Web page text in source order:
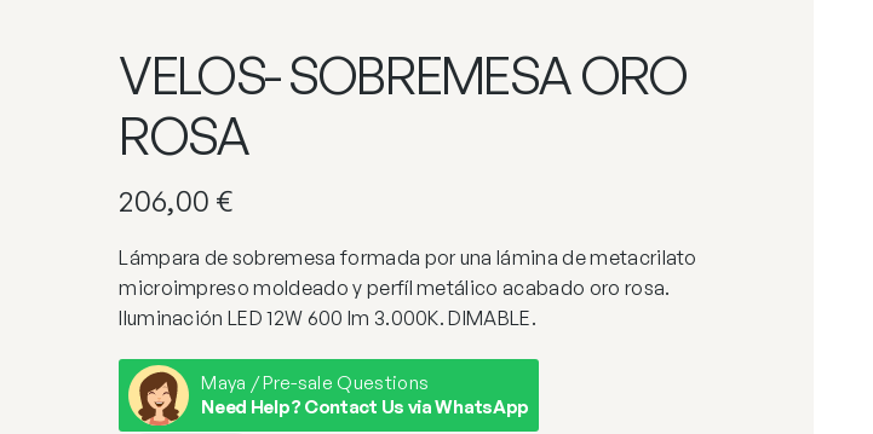
VELOS- SOBREMESA ORO
ROSA
206,00 €
Lámpara de sobremesa formada por una lámina de metacrilato
microimpreso moldeado y perfíl metálico acabado oro rosa.
Iluminación LED 12W 600 lm 3.000K. DIMABLE.
Maya / Pre-sale Questions
Need Help? Contact Us via WhatsApp